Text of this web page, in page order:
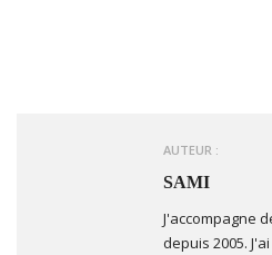
AUTEUR :
SAMI
J'accompagne
depuis 2005.